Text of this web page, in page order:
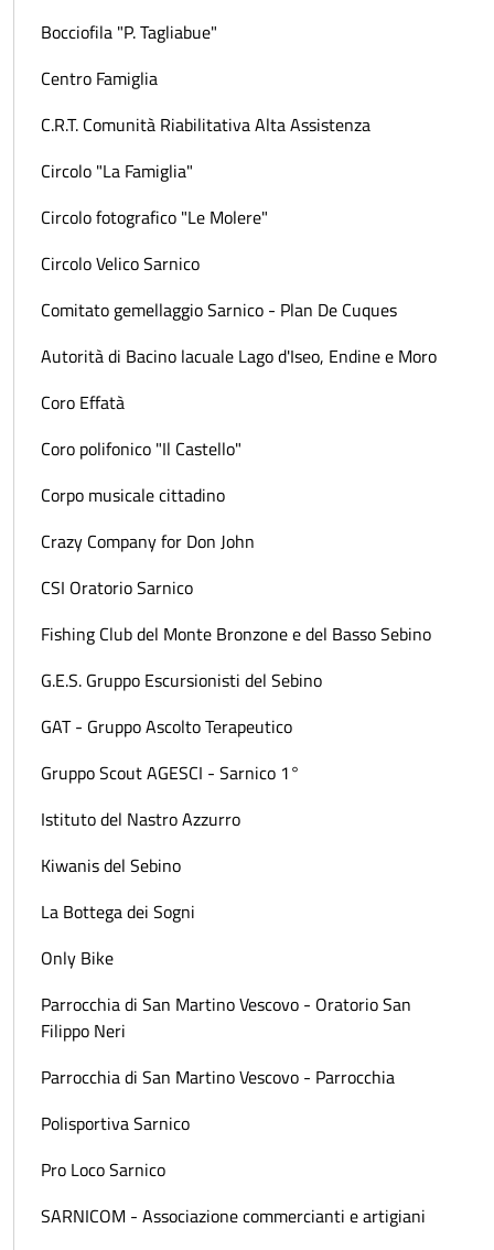
Bocciofila "P. Tagliabue"
Centro Famiglia
C.R.T. Comunità Riabilitativa Alta Assistenza
Circolo "La Famiglia"
Circolo fotografico "Le Molere"
Circolo Velico Sarnico
Comitato gemellaggio Sarnico - Plan De Cuques
Autorità di Bacino lacuale Lago d'Iseo, Endine e Moro
Coro Effatà
Coro polifonico "Il Castello"
Corpo musicale cittadino
Crazy Company for Don John
CSI Oratorio Sarnico
Fishing Club del Monte Bronzone e del Basso Sebino
G.E.S. Gruppo Escursionisti del Sebino
GAT - Gruppo Ascolto Terapeutico
Gruppo Scout AGESCI - Sarnico 1°
Istituto del Nastro Azzurro
Kiwanis del Sebino
La Bottega dei Sogni
Only Bike
Parrocchia di San Martino Vescovo - Oratorio San
Filippo Neri
Parrocchia di San Martino Vescovo - Parrocchia
Polisportiva Sarnico
Pro Loco Sarnico
SARNICOM - Associazione commercianti e artigiani